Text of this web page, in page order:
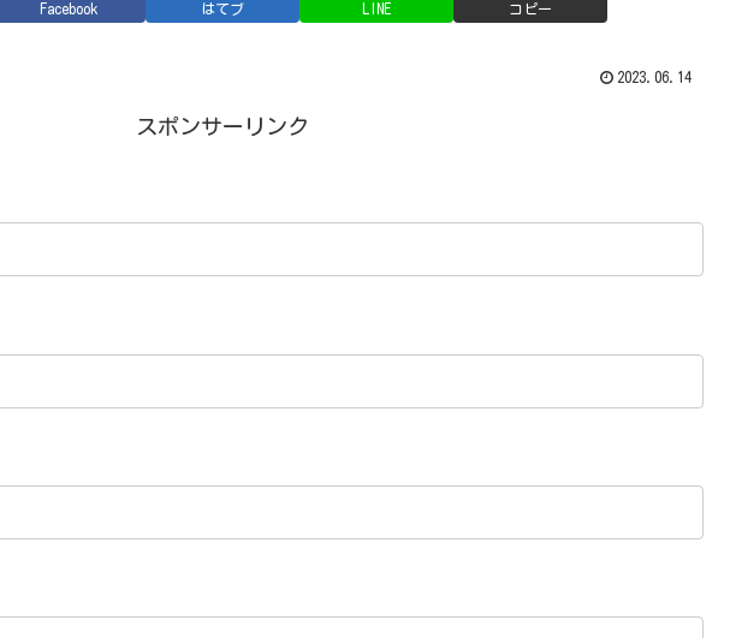
Facebook はてブ LINE コピー
2023.06.14
スポンサーリンク